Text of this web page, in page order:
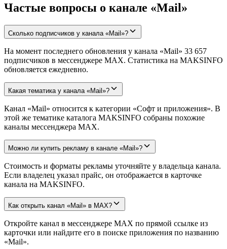
Частые вопросы о канале «Mail»
Сколько подписчиков у канала «Mail»?
На момент последнего обновления у канала «Mail» 33 657
подписчиков в мессенджере MAX. Статистика на MAKSINFO
обновляется ежедневно.
Какая тематика у канала «Mail»?
Канал «Mail» относится к категории «Софт и приложения». В
этой же тематике каталога MAKSINFO собраны похожие
каналы мессенджера MAX.
Можно ли купить рекламу в канале «Mail»?
Стоимость и форматы рекламы уточняйте у владельца канала.
Если владелец указал прайс, он отображается в карточке
канала на MAKSINFO.
Как открыть канал «Mail» в MAX?
Откройте канал в мессенджере MAX по прямой ссылке из
карточки или найдите его в поиске приложения по названию
«Mail».